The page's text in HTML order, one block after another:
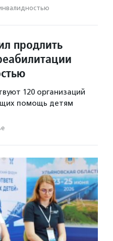
продлить
120 организаций
помощь детям